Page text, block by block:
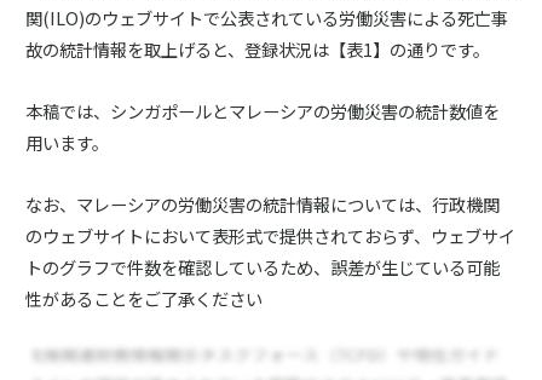
関(ILO)のウェブサイトで公表されている労働災害による死亡事
故の統計情報を取上げると、登録状況は【表1】の通りです。
本稿では、シンガポールとマレーシアの労働災害の統計数値を
用います。
なお、マレーシアの労働災害の統計情報については、行政機関
のウェブサイトにおいて表形式で提供されておらず、ウェブサイ
トのグラフで件数を確認しているため、誤差が生じている可能
性があることをご了承ください